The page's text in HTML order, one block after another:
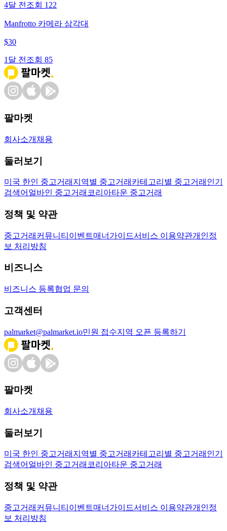
4달 전 조회 122
Manfrotto 카메라 삼각대
$30
1달 전 조회 85
팔마켓
회사소개 채용
둘러보기
미국 한인 중고거래 지역별 중고거래 카테고리별 중고거래 인기
검색어 얼바인 중고거래 코리아타운 중고거래
정책 및 약관
중고거래 커뮤니티 이벤트매너가이드서비스 이용약관개인정
보 처리방침
비즈니스
비즈니스 등록협업 문의
고객센터
palmarket@palmarket.io민원 접수지역 오픈 등록하기
팔마켓
회사소개 채용
둘러보기
미국 한인 중고거래 지역별 중고거래 카테고리별 중고거래 인기
검색어 얼바인 중고거래 코리아타운 중고거래
정책 및 약관
중고거래 커뮤니티 이벤트매너가이드서비스 이용약관개인정
보 처리방침